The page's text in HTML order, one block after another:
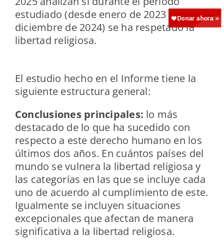
estudiado (desde enero de 2023 hasta
diciembre de 2024) se ha respetado la
libertad religiosa.
El estudio hecho en el Informe tiene la
siguiente estructura general:
Conclusiones principales: lo más
destacado de lo que ha sucedido con
respecto a este derecho humano en los
últimos dos años. En cuántos países del
mundo se vulnera la libertad religiosa y
las categorías en las que se incluye cada
uno de acuerdo al cumplimiento de este.
Igualmente se incluyen situaciones
excepcionales que afectan de manera
significativa a la libertad religiosa.